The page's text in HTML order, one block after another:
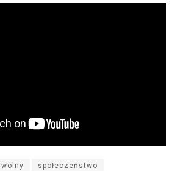
społeczeństwo